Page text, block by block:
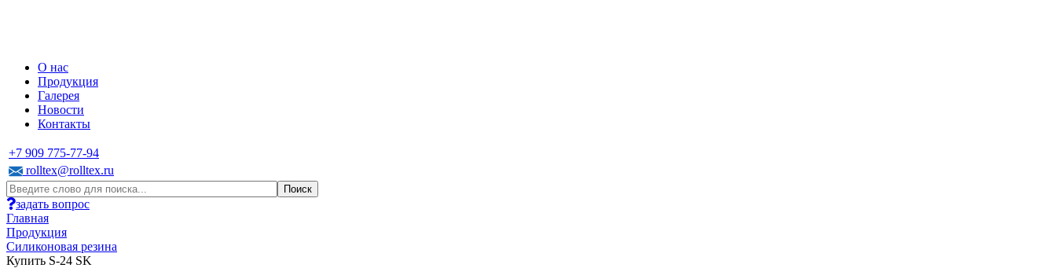
О нас
Продукция
Галерея
Новости
Контакты
+7 909 775-77-94
rolltex@rolltex.ru
задать вопрос
Главная
Продукция
Силиконовая резина
Купить S-24 SK